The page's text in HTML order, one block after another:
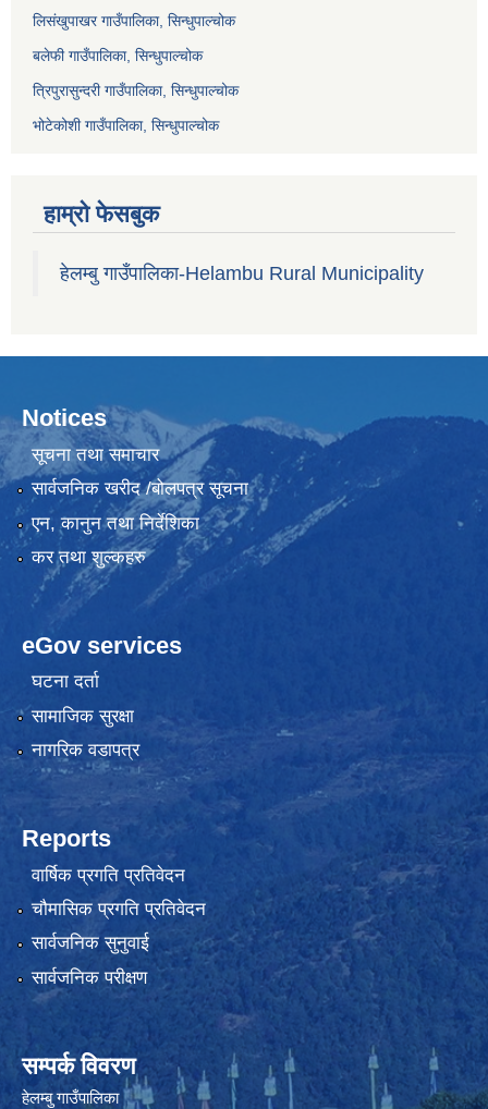
लिसंखुपाखर गाउँपालिका, सिन्धुपाल्चोक
बलेफी गाउँपालिका, सिन्धुपाल्चोक
त्रिपुरासुन्दरी गाउँपालिका, सिन्धुपाल्चोक
भोटेकोशी गाउँपालिका, सिन्धुपाल्चोक
हाम्रो फेसबुक
हेलम्बु गाउँपालिका-Helambu Rural Municipality
Notices
सूचना तथा समाचार
सार्वजनिक खरीद /बोलपत्र सूचना
एन, कानुन तथा निर्देशिका
कर तथा शुल्कहरु
eGov services
घटना दर्ता
सामाजिक सुरक्षा
नागरिक वडापत्र
Reports
वार्षिक प्रगति प्रतिवेदन
चौमासिक प्रगति प्रतिवेदन
सार्वजनिक सुनुवाई
सार्वजनिक परीक्षण
सम्पर्क विवरण
हेलम्बु गाउँपालिका